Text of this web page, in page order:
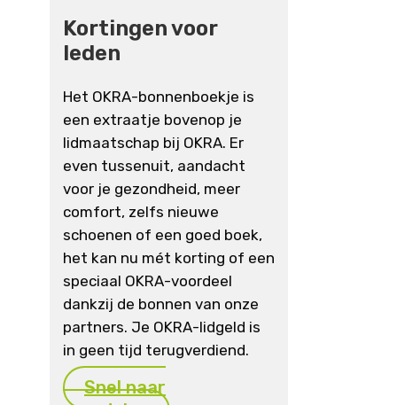
Kortingen voor
leden
Het OKRA-bonnenboekje is
een extraatje bovenop je
lidmaatschap bij OKRA. Er
even tussenuit, aandacht
voor je gezondheid, meer
comfort, zelfs nieuwe
schoenen of een goed boek,
het kan nu mét korting of een
speciaal OKRA-voordeel
dankzij de bonnen van onze
partners. Je OKRA-lidgeld is
in geen tijd terugverdiend.
Snel naar